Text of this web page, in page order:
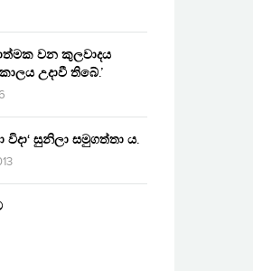
වන කුලවාදය
උදාවී තිබේ.’
විදා‘ සුනිලා සමුගත්තා ය.